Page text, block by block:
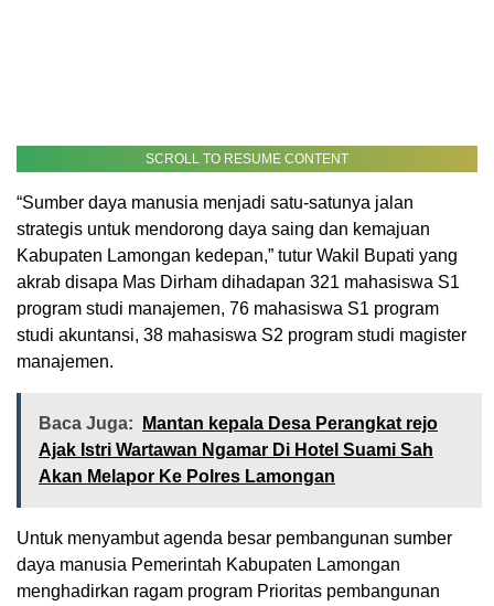
SCROLL TO RESUME CONTENT
“Sumber daya manusia menjadi satu-satunya jalan
strategis untuk mendorong daya saing dan kemajuan
Kabupaten Lamongan kedepan,” tutur Wakil Bupati yang
akrab disapa Mas Dirham dihadapan 321 mahasiswa S1
program studi manajemen, 76 mahasiswa S1 program
studi akuntansi, 38 mahasiswa S2 program studi magister
manajemen.
Baca Juga:
Mantan kepala Desa Perangkat rejo
Ajak Istri Wartawan Ngamar Di Hotel Suami Sah
Akan Melapor Ke Polres Lamongan
Untuk menyambut agenda besar pembangunan sumber
daya manusia Pemerintah Kabupaten Lamongan
menghadirkan ragam program Prioritas pembangunan